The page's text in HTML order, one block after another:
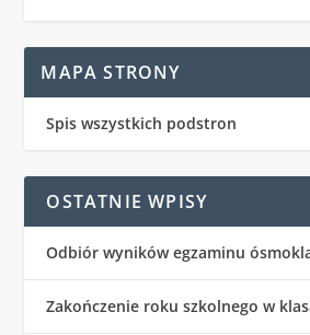
MAPA STRONY
Spis wszystkich podstron
OSTATNIE WPISY
Odbiór wyników egzaminu
Zakończenie roku szkolnego w